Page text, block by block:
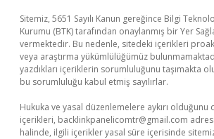
Sitemiz, 5651 Sayılı Kanun gereğince Bilgi
Kurumu (BTK) tarafından onaylanmış bir Yer
vermektedir. Bu nedenle, sitedeki içerikleri
veya araştırma yükümlülüğümüz
yazdıkları içeriklerin sorumluluğunu taşımakta
bu sorumluluğu kabul etmiş sayılırlar.
Hukuka ve yasal düzenlemelere aykırı olduğunu
içerikleri, backlinkpanelicomtr@gmail.com
halinde, ilgili içerikler yasal süre içerisinde